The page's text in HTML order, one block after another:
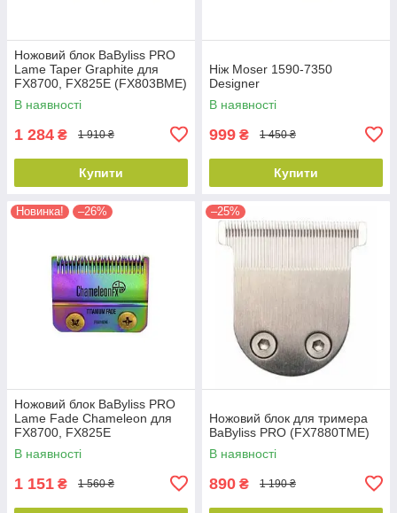
Ножовий блок BaByliss PRO
Lame Taper Graphite для
FX8700, FX825E (FX803BME)
В наявності
1 284 ₴ 1 910 ₴
Купити
Ніж Moser 1590-7350
Designer
В наявності
999 ₴ 1 450 ₴
Купити
Новинка! –26%
Ножовий блок BaByliss PRO
Lame Fade Chameleon для
FX8700, FX825E
(FX8010CME)
В наявності
1 151 ₴ 1 560 ₴
–25%
Ножовий блок для тримера
BaByliss PRO (FX7880TME)
В наявності
890 ₴ 1 190 ₴